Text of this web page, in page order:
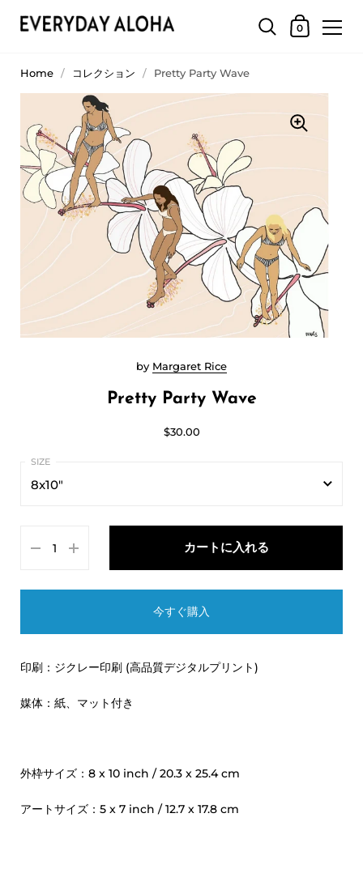
0
Pretty Party Wave
by Margaret Rice
$30.00
8x10"
11x14" カートに入れる
今すぐ購入
印刷：ジクレー印刷 (高品質デジタルプリント)
媒体：紙、マット付き
外枠サイズ：8 x 10 inch / 20.3 x 25.4 cm
アートサイズ：5 x 7 inch / 12.7 x 17.8 cm
Home / コレクション / Pretty Party Wave